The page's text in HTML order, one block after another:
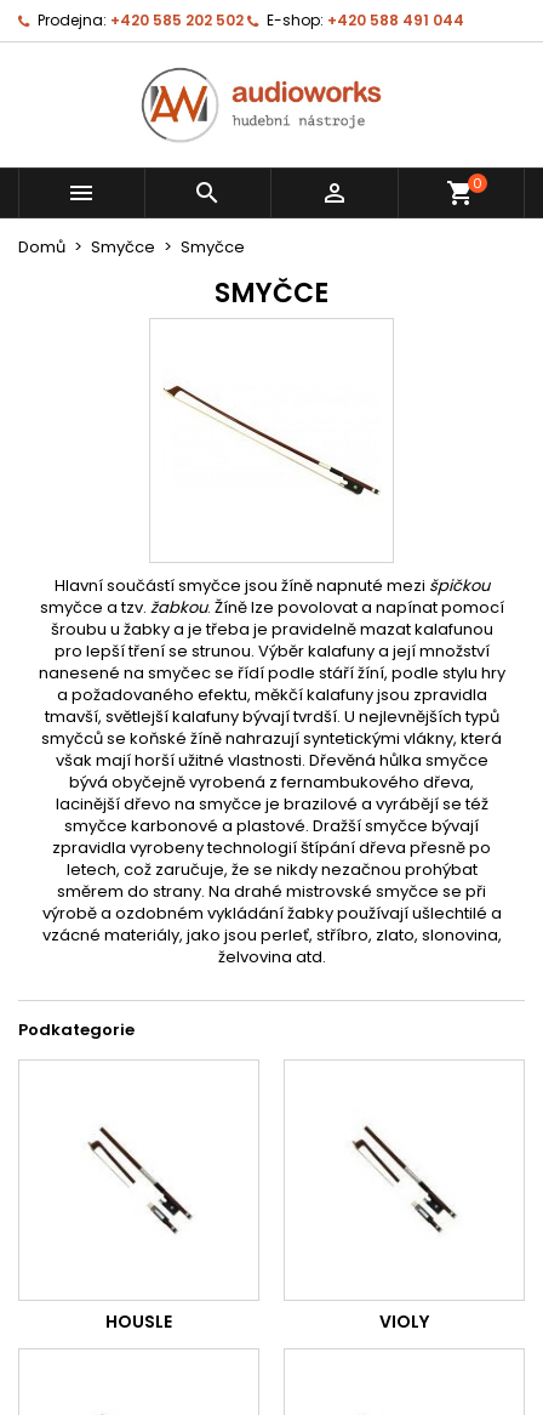
Prodejna: +420 585 202 502 E-shop: +420 588 491 044
   shopping_cart0
Domů Smyčce Smyčce
SMYČCE
Hlavní součástí smyčce jsou žíně napnuté mezi špičkou
smyčce a tzv. žabkou. Žíně lze povolovat a napínat pomocí
šroubu u žabky a je třeba je pravidelně mazat kalafunou
pro lepší tření se strunou. Výběr kalafuny a její množství
nanesené na smyčec se řídí podle stáří žíní, podle stylu hry
a požadovaného efektu, měkčí kalafuny jsou zpravidla
tmavší, světlejší kalafuny bývají tvrdší. U nejlevnějších typů
smyčců se koňské žíně nahrazují syntetickými vlákny, která
však mají horší užitné vlastnosti. Dřevěná hůlka smyčce
bývá obyčejně vyrobená z fernambukového dřeva,
lacinější dřevo na smyčce je brazilové a vyrábějí se též
smyčce karbonové a plastové. Dražší smyčce bývají
zpravidla vyrobeny technologií štípání dřeva přesně po
letech, což zaručuje, že se nikdy nezačnou prohýbat
směrem do strany. Na drahé mistrovské smyčce se při
výrobě a ozdobném vykládání žabky používají ušlechtilé a
vzácné materiály, jako jsou perleť, stříbro, zlato, slonovina,
želvovina atd.
Podkategorie
HOUSLE VIOLY